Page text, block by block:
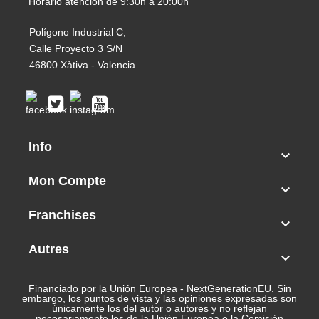
Polígono Industrial C,
Calle Proyecto 3 S/N
46800 Xàtiva - Valencia
Info

Mon Compte

Franchises

Autres

Financiado por la Unión Europea - NextGenerationEU. Sin
embargo, los puntos de vista y las opiniones expresadas son
únicamente los del autor o autores y no reflejan